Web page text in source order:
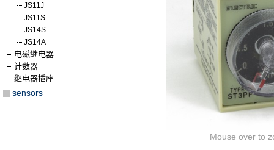
Mouse over to
JS11J
JS11S
JS14S
JS14A
电磁继电器
计数器
继电器插座
sensors